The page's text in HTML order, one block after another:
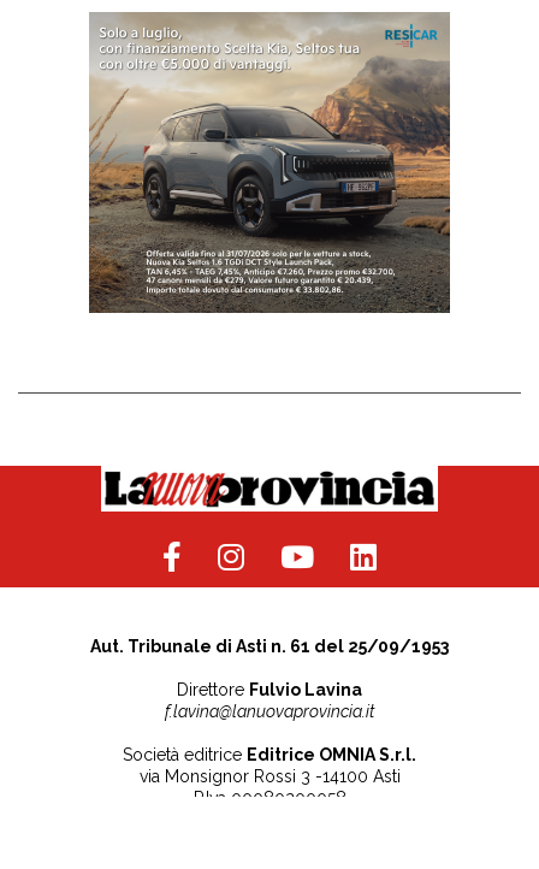
Aut. Tribunale di Asti n. 61 del 25/09/1953
Direttore Fulvio Lavina
f.lavina@lanuovaprovincia.it
Società editrice Editrice OMNIA S.r.l.
via Monsignor Rossi 3 -14100 Asti
P.Iva 00080200058